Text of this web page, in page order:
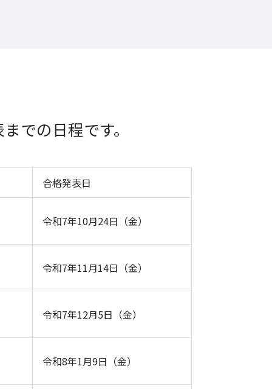
での日程です。
合格発表日
令和7年10月24日（金）
令和7年11月14日（金）
令和7年12月5日（金）
令和8年1月9日（金）